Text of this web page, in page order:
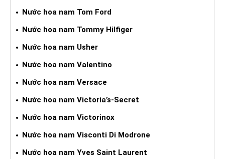
Nước hoa nam Tom Ford
Nước hoa nam Tommy Hilfiger
Nước hoa nam Usher
Nước hoa nam Valentino
Nước hoa nam Versace
Nước hoa nam Victoria’s-Secret
Nước hoa nam Victorinox
Nước hoa nam Visconti Di Modrone
Nước hoa nam Yves Saint Laurent